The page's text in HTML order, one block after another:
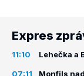
Expres
11:10 Lehečka a
07:11 Monfils